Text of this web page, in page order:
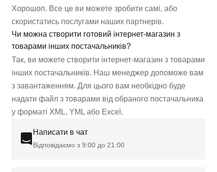
Написати в чат
Відповідаємо з 9:00 до 21:00
Хорошоп. Все це ви можете зробити самі, або
скористатись послугами наших партнерів.
Чи можна створити готовий інтернет-магазин з
товарами інших постачальників?
Так, ви можете створити інтернет-магазин з товарами
інших постачальників. Наш менеджер допоможе вам
з завантаженням. Для цього вам необхідно буде
надати файл з товарами від обраного постачальника
у форматі XML, YML або Excel.